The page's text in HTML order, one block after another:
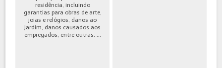
residência, incluindo
garantias para obras de arte,
joias e relógios, danos ao
jardim, danos causados aos
empregados, entre outras. ...